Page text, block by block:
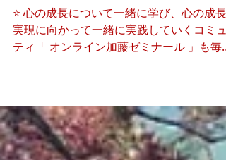
（水）
⭐️ 心の成長について一緒に学び、心の成長
16930 8時間半にわたる充実した対話の翌朝
に 16931 今朝方の夢 16932 今朝方の夢の振
り返り...